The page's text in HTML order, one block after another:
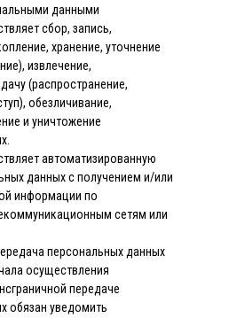
данными
сбор, запись,
хранение, уточнение
извлечение,
(распространение,
обезличивание,
и уничтожение
автоматизированную
данных с получением и/или
информации по
сетям или
персональных данных
осуществления
передаче
обязан уведомить